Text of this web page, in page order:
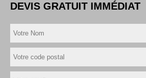
DEVIS GRATUIT IMMÉDIAT